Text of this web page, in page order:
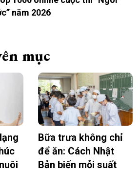
năm 2026
mục
Bữa trưa không chỉ
để ăn: Cách Nhật
Bản biến mỗi suất